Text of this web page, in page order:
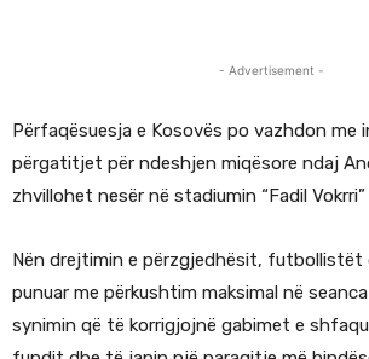
- Advertisement -
Përfaqësuesja e Kosovës po vazhdon
përgatitjet për ndeshjen miqësore ndaj
zhvillohet nesër në stadiumin “Fadil
Nën drejtimin e përzgjedhësit, futbollistët
punuar me përkushtim maksimal në
synimin që të korrigjojnë gabimet e